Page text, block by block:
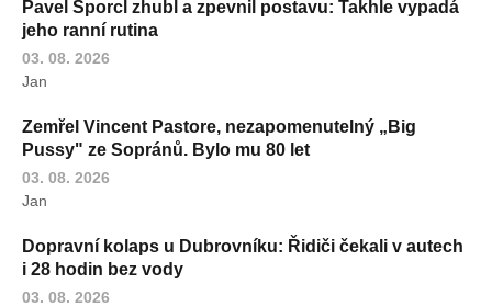
Pavel Šporcl zhubl a zpevnil postavu: Takhle vypadá
jeho ranní rutina
03. 08. 2026
Jan
Zemřel Vincent Pastore, nezapomenutelný „Big
Pussy" ze Sopránů. Bylo mu 80 let
03. 08. 2026
Jan
Dopravní kolaps u Dubrovníku: Řidiči čekali v autech
i 28 hodin bez vody
03. 08. 2026